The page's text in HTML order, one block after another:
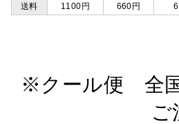
送料 1100円 660円
※クール便 全